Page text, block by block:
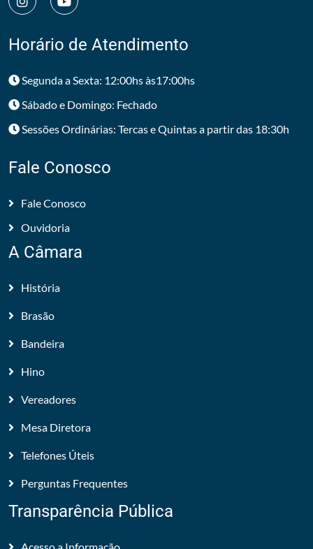
Horário de Atendimento
Segunda a Sexta: 12:00hs às17:00hs
Sábado e Domingo: Fechado
Sessões Ordinárias: Tercas e Quintas a partir das 18:30h
Fale Conosco
Fale Conosco
Ouvidoria
A Câmara
História
Brasão
Bandeira
Hino
Vereadores
Mesa Diretora
Telefones Úteis
Perguntas Frequentes
Transparência Pública